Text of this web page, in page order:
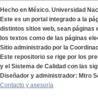
Hecho en México. Universidad
Este es un portal integrado a la
distintos sitios web, sean páginas
los textos como de las páginas
Sitio administrado por la
Este repositorio se rige por los
y el Sistema de Calidad con las
Diseñador y administrador: Mtro
Contacto y asesoría